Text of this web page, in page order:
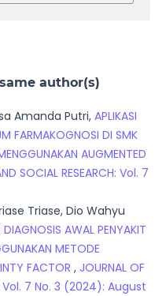
author(s)
Amanda Putri, APLIKASI
FARMAKOGNOSI DI SMK
AUGMENTED
SOCIAL RESEARCH: Vol. 7
Triase, Dio Wahyu
DIAGNOSIS AWAL PENYAKIT
METODE
FACTOR , JOURNAL OF
Vol. 7 No. 3 (2024): August